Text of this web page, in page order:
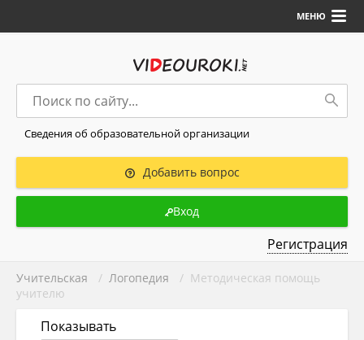
МЕНЮ
Сведения об образовательной организации
Добавить вопрос
Вход
Регистрация
Учительская / Логопедия
/ Методическая помощь
учителю
Показывать